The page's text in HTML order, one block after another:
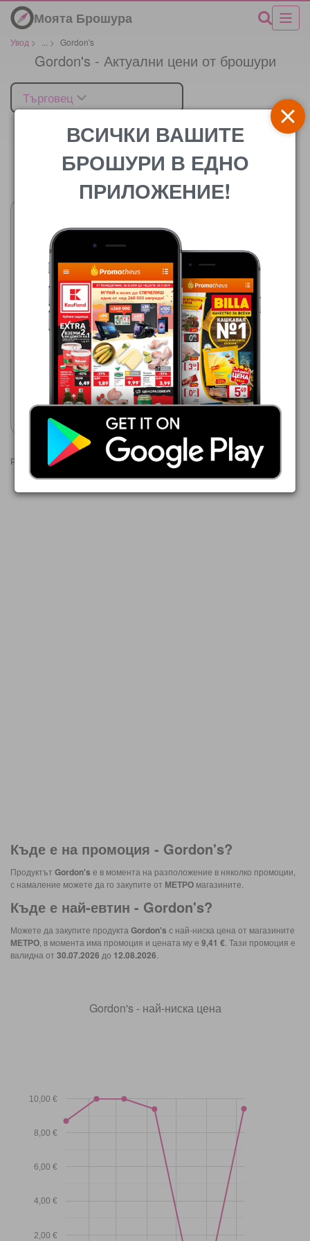
Моята Брошура
Увод > > Gordon's
Gordon's - Актуални цени от брошури
Търговец
Цената
МЕТРО
30.07.2026 - 12.08.2026
GORDON'S Джин
Покажи брошурата
Реклами
Къде е на промоция - Gordon's?
Продуктът Gordon's е в момента на разположение в няколко промоции,
с намаление можете да го закупите от МЕТРО магазините.
Къде е най-евтин - Gordon's?
Можете да закупите продукта Gordon's с най-ниска цена от магазините
МЕТРО , в момента има промоция и цената му е 9,41 € . Тази промоция е
валидна от 30.07.2026 до 12.08.2026
Gordon's - най-ниска цена
2,00 €
4,00 €
6,00 €
8,00 €
10,00 €
ВСИЧКИ ВАШИТЕ
БРОШУРИ В ЕДНО
ПРИЛОЖЕНИЕ!